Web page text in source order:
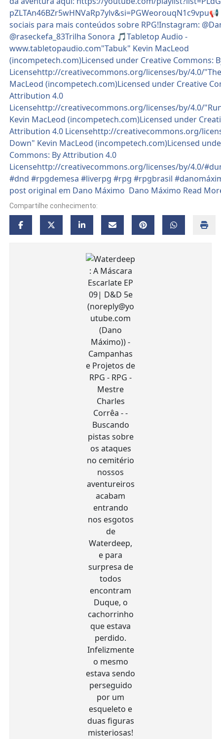
Compartilhe conhecimento: